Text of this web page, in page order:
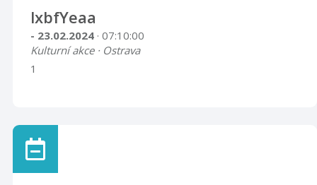
lxbfYeaa
- 23.02.2024 · 07:10:00
Kulturní akce · Ostrava
1